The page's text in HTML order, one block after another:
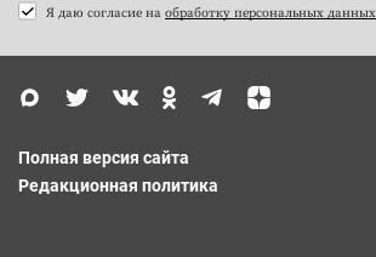
Я даю согласие на обработку персональных данных
Полная версия сайта
Редакционная политика